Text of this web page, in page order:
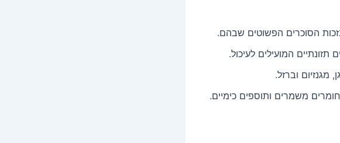
הסוכרים הפשוטים שבהם.
המועילים לעיכול.
מגנזיום וברזל.
חומרים משמרים ותוספים כימיים.